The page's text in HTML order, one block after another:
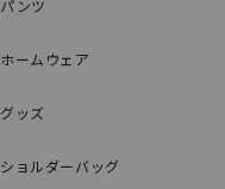
パンツ
ホームウェア
グッズ
ショルダーバッグ